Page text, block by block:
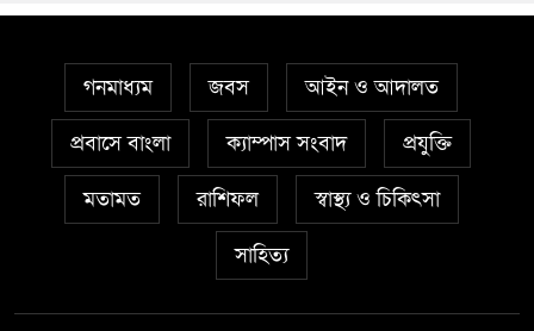
গনমাধ্যম জবস আইন ও আদালত
প্রবাসে বাংলা ক্যাম্পাস সংবাদ প্রযুক্তি
মতামত রাশিফল স্বাস্থ্য ও চিকিৎসা
সাহিত্য